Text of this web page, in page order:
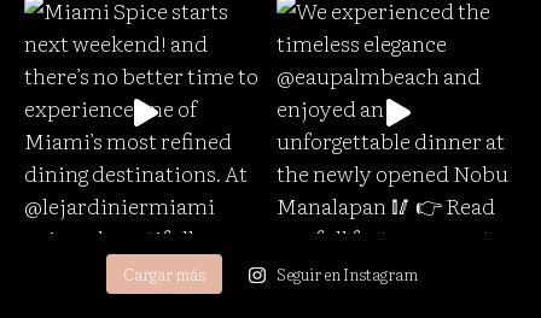
Cargar más Seguir en Instagram